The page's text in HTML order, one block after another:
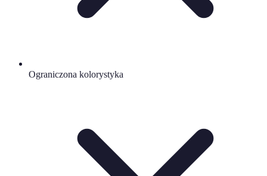
Ograniczona kolorystyka